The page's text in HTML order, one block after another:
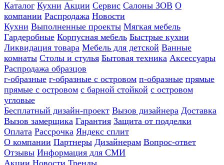
Каталог Кухни Акции Сервис Салоны ЗОВ О
компании Распродажа Новости
Кухни Выполненные проекты Мягкая мебель
Гардеробные Корпусная мебель Быстрые кухни
Ликвидация товара Мебель для детской Ванные
комнаты Столы и стулья Бытовая техника Аксессуары
Распродажа образцов
г-образные г-образные с островом п-образные прямые
прямые с островом с барной стойкой с островом
угловые
Бесплатный дизайн-проект Вызов дизайнера Доставка
Вызов замерщика Гарантия Защита от подделки
Оплата Рассрочка Яндекс сплит
О компании Партнеры Дизайнерам Вопрос-ответ
Отзывы Информация для СМИ
Акции Новости Тренды